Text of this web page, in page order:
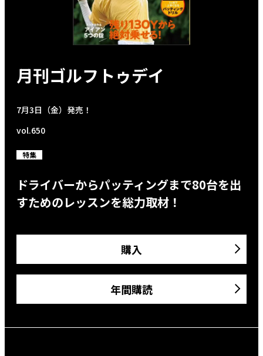
月刊ゴルフトゥデイ
7月3日（金）発売！
vol.650
特集
ドライバーからパッティングまで80台を出
すためのレッスンを総力取材！
購入
年間購読